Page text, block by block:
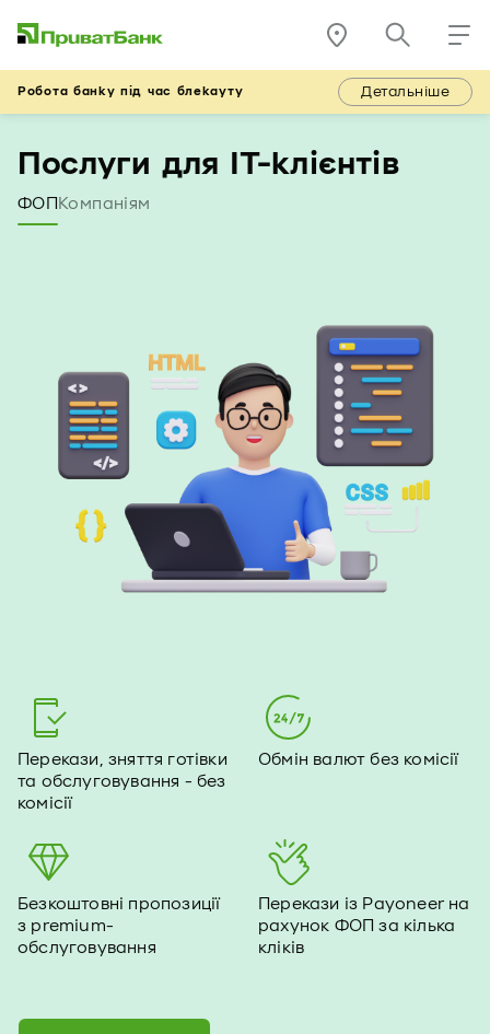
Робота банку під час блекауту Детальніше
Послуги для IT-клієнтів
ФОПКомпаніям
Перекази, зняття готівки
та обслуговування - без
комісії
Обмін валют без комісії
Безкоштовні пропозиції
з premium-
обслуговування
Перекази із Payoneer на
рахунок ФОП за кілька
кліків